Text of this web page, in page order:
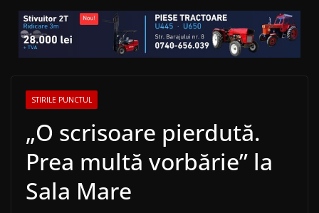
STIRILE PUNCTUL
„O scrisoare pierdută.
Prea multă vorbărie” la
Sala Mare